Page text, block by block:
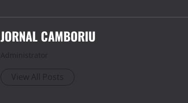
JORNAL CAMBORIU
Administrator
View All Posts